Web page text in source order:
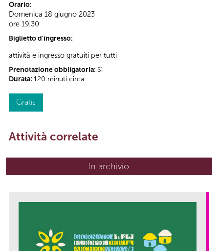
Orario:
Domenica 18 giugno 2023
ore 19.30
Biglietto d'ingresso:
attività e ingresso gratuiti per tutti
Prenotazione obbligatoria: Sì
Durata: 120 minuti circa
Gratis
Attività correlate
In archivio